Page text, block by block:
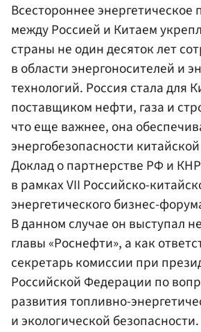
Всестороннее энергетическое
между Россией и Китаем
страны не один десяток лет
в области энергоносителей и
технологий. Россия стала для
поставщиком нефти, газа и
что еще важнее, она
энергобезопасности
Доклад о партнерстве РФ и
в рамках VII Российско-
энергетического бизнес-
В данном случае он выступал
главы «Роснефти», а как
секретарь комиссии при
Российской Федерации по
развития топливно-
и экологической безопасности.